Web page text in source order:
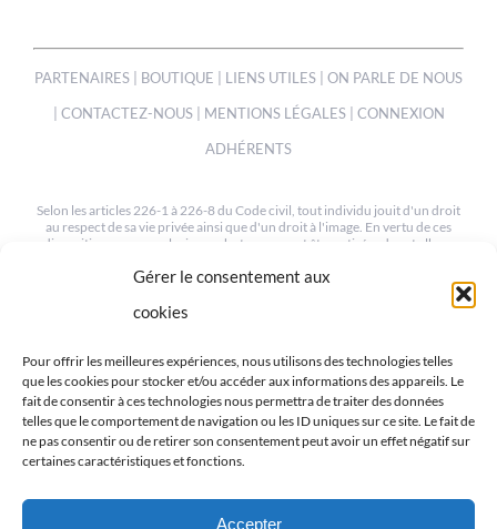
Gérer le consentement aux
cookies
Pour offrir les meilleures expériences, nous utilisons des technologies telles
que les cookies pour stocker et/ou accéder aux informations des appareils. Le
fait de consentir à ces technologies nous permettra de traiter des données
telles que le comportement de navigation ou les ID uniques sur ce site. Le fait de
ne pas consentir ou de retirer son consentement peut avoir un effet négatif sur
certaines caractéristiques et fonctions.
Accepter
PARTENAIRES BOUTIQUE LIENS UTILES
ON PARLE DE NOUS
CONTACTEZ-NOUS| MENTIONS LÉGALES| CONNEXION
ADHÉRENTS
Selon les articles 226-1 à 226-8 du Code civil, tout individu jouit d'un droit
au respect de sa vie privée ainsi que d'un droit à l'image. En vertu de ces
dispositions, une ou plusieurs photos peuvent être retirées de cet album
mev.95@orange.fr